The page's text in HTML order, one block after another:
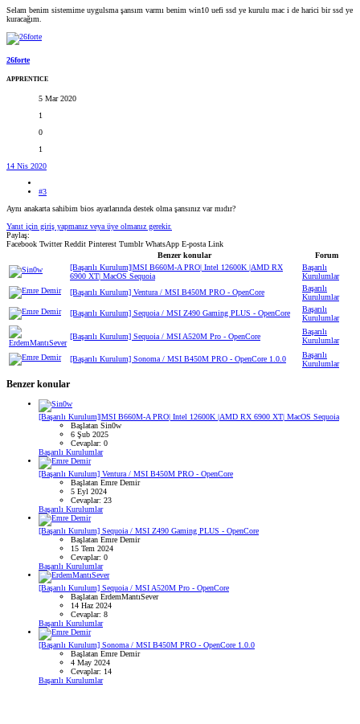
Selam benim sistemime uygulsma şansım varmı benim win10 uefi ssd ye kurulu mac i de harici bir ssd ye
kuracağım.
26forte
APPRENTICE
5 Mar 2020
1
0
1
14 Nis 2020
#3
Aynı anakarta sahibim bios ayarlarında destek olma şansınız var mıdır?
Yanıt için giriş yapmanız veya üye olmanız gerekir.
Paylaş:
Facebook Twitter Reddit Pinterest Tumblr WhatsApp E-posta Link
Benzer konular
Forum
[Başarılı Kurulum]|MSI B660M-A PRO| Intel 12600K |AMD RX
6900 XT| MacOS Sequoia
Başarılı
Kurulumlar
[Başarılı Kurulum] Ventura / MSI B450M PRO - OpenCore
Başarılı
Kurulumlar
[Başarılı Kurulum] Sequoia / MSI Z490 Gaming PLUS - OpenCore
Başarılı
Kurulumlar
[Başarılı Kurulum] Sequoia / MSI A520M Pro - OpenCore
Başarılı
Kurulumlar
[Başarılı Kurulum] Sonoma / MSI B450M PRO - OpenCore 1.0.0
Başarılı
Kurulumlar
Benzer konular
[Başarılı Kurulum]|MSI B660M-A PRO| Intel 12600K |AMD RX 6900 XT| MacOS Sequoia
Başlatan Sin0w
6 Şub 2025
Cevaplar: 0
Başarılı Kurulumlar
[Başarılı Kurulum] Ventura / MSI B450M PRO - OpenCore
Başlatan Emre Demir
5 Eyl 2024
Cevaplar: 23
Başarılı Kurulumlar
[Başarılı Kurulum] Sequoia / MSI Z490 Gaming PLUS - OpenCore
Başlatan Emre Demir
15 Tem 2024
Cevaplar: 0
Başarılı Kurulumlar
[Başarılı Kurulum] Sequoia / MSI A520M Pro - OpenCore
Başlatan ErdemMantıSever
14 Haz 2024
Cevaplar: 8
Başarılı Kurulumlar
[Başarılı Kurulum] Sonoma / MSI B450M PRO - OpenCore 1.0.0
Başlatan Emre Demir
4 May 2024
Cevaplar: 14
Başarılı Kurulumlar